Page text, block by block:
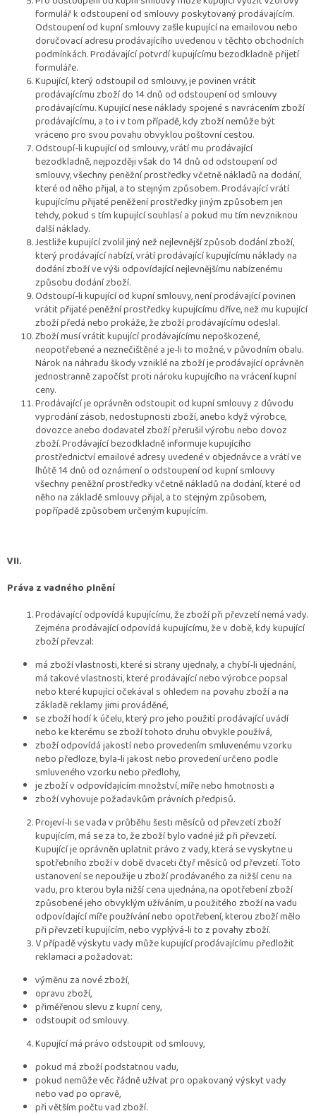
formulář k odstoupení od smlouvy poskytovaný prodávajícím.
Odstoupení od kupní smlouvy zašle kupující na emailovou nebo
doručovací adresu prodávajícího uvedenou v těchto obchodních
podmínkách. Prodávající potvrdí kupujícímu bezodkladně přijetí
formuláře.
Kupující, který odstoupil od smlouvy, je povinen vrátit
prodávajícímu zboží do 14 dnů od odstoupení od smlouvy
prodávajícímu. Kupující nese náklady spojené s navrácením zboží
prodávajícímu, a to i v tom případě, kdy zboží nemůže být
vráceno pro svou povahu obvyklou poštovní cestou.
Odstoupí-li kupující od smlouvy, vrátí mu prodávající
bezodkladně, nejpozději však do 14 dnů od odstoupení od
smlouvy, všechny peněžní prostředky včetně nákladů na dodání,
které od něho přijal, a to stejným způsobem. Prodávající vrátí
kupujícímu přijaté peněžení prostředky jiným způsobem jen
tehdy, pokud s tím kupující souhlasí a pokud mu tím nevzniknou
další náklady.
Jestliže kupující zvolil jiný než nejlevnější způsob dodání zboží,
který prodávající nabízí, vrátí prodávající kupujícímu náklady na
dodání zboží ve výši odpovídající nejlevnějšímu nabízenému
způsobu dodání zboží.
Odstoupí-li kupující od kupní smlouvy, není prodávající povinen
vrátit přijaté peněžní prostředky kupujícímu dříve, než mu kupující
zboží předá nebo prokáže, že zboží prodávajícímu odeslal.
Zboží musí vrátit kupující prodávajícímu nepoškozené,
neopotřebené a neznečištěné a je-li to možné, v původním obalu.
Nárok na náhradu škody vzniklé na zboží je prodávající oprávněn
jednostranně započíst proti nároku kupujícího na vrácení kupní
ceny.
Prodávající je oprávněn odstoupit od kupní smlouvy z důvodu
vyprodání zásob, nedostupnosti zboží, anebo když výrobce,
dovozce anebo dodavatel zboží přerušil výrobu nebo dovoz
zboží. Prodávající bezodkladně informuje kupujícího
prostřednictví emailové adresy uvedené v objednávce a vrátí ve
lhůtě 14 dnů od oznámení o odstoupení od kupní smlouvy
všechny peněžní prostředky včetně nákladů na dodání, které od
něho na základě smlouvy přijal, a to stejným způsobem,
popřípadě způsobem určeným kupujícím.
VII.
Práva z vadného plnění
Prodávající odpovídá kupujícímu, že zboží při převzetí nemá vady.
Zejména prodávající odpovídá kupujícímu, že v době, kdy kupující
zboží převzal:
má zboží vlastnosti, které si strany ujednaly, a chybí-li ujednání,
má takové vlastnosti, které prodávající nebo výrobce popsal
nebo které kupující očekával s ohledem na povahu zboží a na
základě reklamy jimi prováděné,
se zboží hodí k účelu, který pro jeho použití prodávající uvádí
nebo ke kterému se zboží tohoto druhu obvykle používá,
zboží odpovídá jakostí nebo provedením smluvenému vzorku
nebo předloze, byla-li jakost nebo provedení určeno podle
smluveného vzorku nebo předlohy,
je zboží v odpovídajícím množství, míře nebo hmotnosti a
zboží vyhovuje požadavkům právních předpisů.
Projeví-li se vada v průběhu šesti měsíců od převzetí zboží
kupujícím, má se za to, že zboží bylo vadné již při převzetí.
Kupující je oprávněn uplatnit právo z vady, která se vyskytne u
spotřebního zboží v době dvaceti čtyř měsíců od převzetí. Toto
ustanovení se nepoužije u zboží prodávaného za nižší cenu na
vadu, pro kterou byla nižší cena ujednána, na opotřebení zboží
způsobené jeho obvyklým užíváním, u použitého zboží na vadu
odpovídající míře používání nebo opotřebení, kterou zboží mělo
při převzetí kupujícím, nebo vyplývá-li to z povahy zboží.
V případě výskytu vady může kupující prodávajícímu předložit
reklamaci a požadovat:
výměnu za nové zboží,
opravu zboží,
přiměřenou slevu z kupní ceny,
odstoupit od smlouvy.
Kupující má právo odstoupit od smlouvy,
pokud má zboží podstatnou vadu,
pokud nemůže věc řádně užívat pro opakovaný výskyt vady
nebo vad po opravě,
při větším počtu vad zboží.